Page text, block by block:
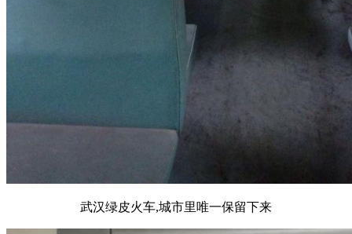
武汉绿皮火车,城市里唯一保留下来